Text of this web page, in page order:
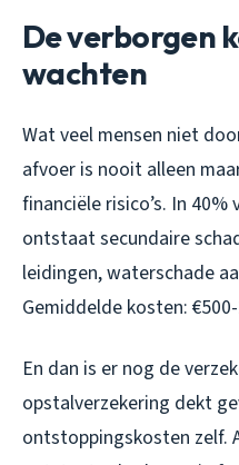
De verborgen
wachten
Wat veel mensen niet
afvoer is nooit alleen
financiële risico’s. In 40%
ontstaat secundaire
leidingen, waterschade
Gemiddelde kosten:
En dan is er nog de
opstalverzekering dekt
ontstoppingskosten zelf.